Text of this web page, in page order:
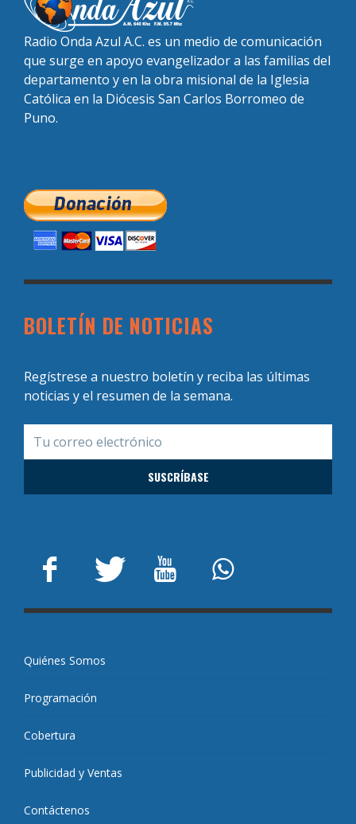
Radio Onda Azul A.C. es un medio de comunicación
que surge en apoyo evangelizador a las familias del
departamento y en la obra misional de la Iglesia
Católica en la Diócesis San Carlos Borromeo de
Puno.
BOLETÍN DE NOTICIAS
Regístrese a nuestro boletín y reciba las últimas
noticias y el resumen de la semana.
Quiénes Somos
Programación
Cobertura
Publicidad y Ventas
Contáctenos